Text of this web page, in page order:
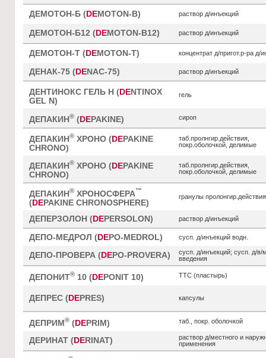
ДЕМОТОН-Б ( DEMOTON-B) раствор д/инъекций
ДЕМОТОН-Б12 ( DEMOTON-B12) раствор д/инъекций
ДЕМОТОН-Т ( DEMOTON-T) концентрат д/пригот.р-ра д/
ДЕНАК-75 ( DENAC-75) раствор д/инъекций
ДЕНТИНОКС ГЕЛЬ Н (DENTINOX
GEL N)
гель
ДЕПАКИН® (DEPAKINE) сироп
ДЕПАКИН® ХРОНО (DEPAKINE
CHRONO)
таб.пролнгир.действия,
покр.оболочкой, делимые
ДЕПАКИН® ХРОНО (DEPAKINE
CHRONO)
таб.пролнгир.действия,
покр.оболочкой, делимые
ДЕПАКИН® ХРОНОСФЕРА™
(DEPAKINE CHRONOSPHERE)
гранулы пролонгир.действия
ДЕПЕРЗОЛОН ( DE PERSOLON) раствор д/инъекций
ДЕПО-МЕДРОЛ ( DE PO-MEDROL) сусп. д/инъекций водн.
ДЕПО-ПРОВЕРА ( DE PO-PROVERA)
сусп. д/инъекций; сусп. д/в/
введения
ДЕПОНИТ® 10 (DEPONIT 10) ТТС (пластырь)
ДЕПРЕС ( DE PRES) капсулы
ДЕПРИМ® (DEPRIM) таб., покр. оболочкой
ДЕРИНАТ ( DE RINAT)
раствор д/местного и
применения